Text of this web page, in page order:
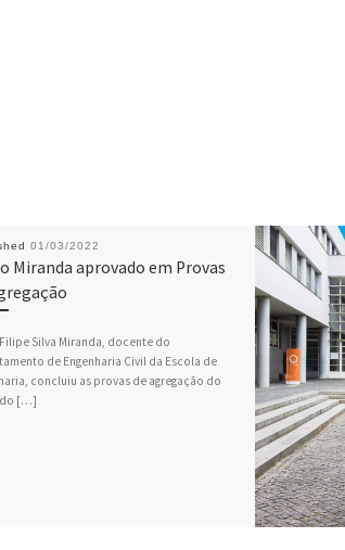
01/03/2022
Miranda aprovado em Provas
Silva Miranda, docente do
de Engenharia Civil da Escola de
concluiu as provas de agregação do
do […]